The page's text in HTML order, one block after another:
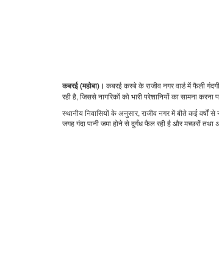
कबरई (महोबा)। कबरई कस्बे के राजीव नगर वार्ड में फैली
रही है, जिससे नागरिकों को भारी परेशानियों का सामना करना
स्थानीय निवासियों के अनुसार, राजीव नगर में बीते कई
जगह गंदा पानी जमा होने से दुर्गंध फैल रही है और मच्छरों तथा